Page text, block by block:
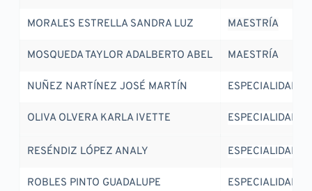
MORALES ESTRELLA SANDRA LUZ MAESTRÍA
MOSQUEDA TAYLOR ADALBERTO ABEL MAESTRÍA
NUÑEZ NARTÍNEZ JOSÉ MARTÍN ESPECIALIDAD
OLIVA OLVERA KARLA IVETTE ESPECIALIDAD
RESÉNDIZ LÓPEZ ANALY ESPECIALIDAD
ROBLES PINTO GUADALUPE ESPECIALIDAD